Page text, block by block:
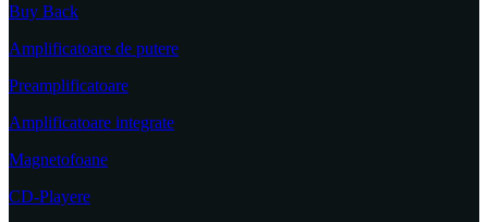
Buy Back
Amplificatoare de putere
Preamplificatoare
Amplificatoare integrate
Magnetofoane
CD-Playere